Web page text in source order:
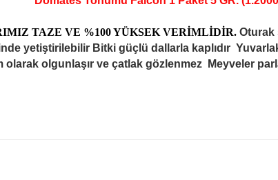
TAZE VE %100 YÜKSEK VERİMLİDİR. Oturak
yetiştirilebilir Bitki güçlü dallarla kaplıdır
olarak olgunlaşır ve çatlak gözlenmez Meyveler